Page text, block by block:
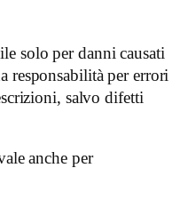
solo per danni causati
responsabilità per errori
salvo difetti
anche per